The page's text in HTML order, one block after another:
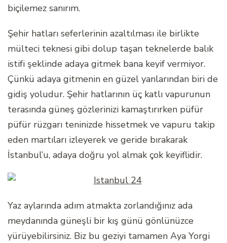
biçilemez sanırım.
Şehir hatları seferlerinin azaltılması ile birlikte
mülteci teknesi gibi dolup taşan teknelerde balık
istifi şeklinde adaya gitmek bana keyif vermiyor.
Çünkü adaya gitmenin en güzel yanlarından biri de
gidiş yoludur. Şehir hatlarının üç katlı vapurunun
terasında güneş gözlerinizi kamaştırırken püfür
püfür rüzgarı teninizde hissetmek ve vapuru takip
eden martıları izleyerek ve geride bırakarak
İstanbul’u, adaya doğru yol almak çok keyiflidir.
Yaz aylarında adım atmakta zorlandığınız ada
meydanında güneşli bir kış günü gönlünüzce
yürüyebilirsiniz. Biz bu geziyi tamamen Aya Yorgi